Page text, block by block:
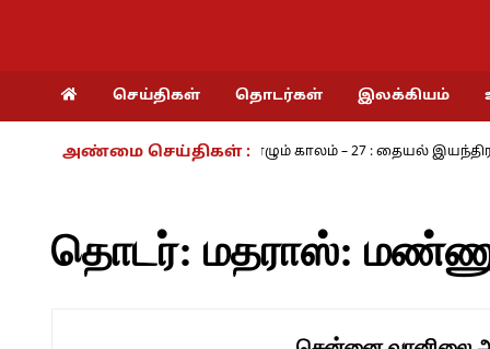
செய்திகள் தொடர்கள் இலக்கியம்
அண்மை செய்திகள் :
- அ.ராமசாமி நாம் வாழும் காலம் – 27 : தையல் இயந்திரத்தின்
தொடர்: மதராஸ்: